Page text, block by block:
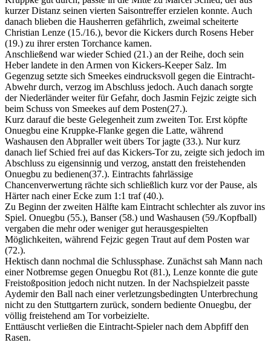
kurzer Distanz seinen vierten Saisontreffer erzielen konnte. Auch
danach blieben die Hausherren gefährlich, zweimal scheiterte
Christian Lenze (15./16.), bevor die Kickers durch Rosens Heber
(19.) zu ihrer ersten Torchance kamen.
Anschließend war wieder Schied (21.) an der Reihe, doch sein
Heber landete in den Armen von Kickers-Keeper Salz. Im
Gegenzug setzte sich Smeekes eindrucksvoll gegen die Eintracht-
Abwehr durch, verzog im Abschluss jedoch. Auch danach sorgte
der Niederländer weiter für Gefahr, doch Jasmin Fejzic zeigte sich
beim Schuss von Smeekes auf dem Posten(27.).
Kurz darauf die beste Gelegenheit zum zweiten Tor. Erst köpfte
Onuegbu eine Kruppke-Flanke gegen die Latte, während
Washausen den Abpraller weit übers Tor jagte (33.). Nur kurz
danach lief Schied frei auf das Kickers-Tor zu, zeigte sich jedoch im
Abschluss zu eigensinnig und verzog, anstatt den freistehenden
Onuegbu zu bedienen(37.). Eintrachts fahrlässige
Chancenverwertung rächte sich schließlich kurz vor der Pause, als
Härter nach einer Ecke zum 1:1 traf (40.).
Zu Beginn der zweiten Hälfte kam Eintracht schlechter als zuvor ins
Spiel. Onuegbu (55.), Banser (58.) und Washausen (59./Kopfball)
vergaben die mehr oder weniger gut herausgespielten
Möglichkeiten, während Fejzic gegen Traut auf dem Posten war
(72.).
Hektisch dann nochmal die Schlussphase. Zunächst sah Mann nach
einer Notbremse gegen Onuegbu Rot (81.), Lenze konnte die gute
Freistoßposition jedoch nicht nutzen. In der Nachspielzeit passte
Aydemir den Ball nach einer verletzungsbedingten Unterbrechung
nicht zu den Stuttgartern zurück, sondern bediente Onuegbu, der
völlig freistehend am Tor vorbeizielte.
Enttäuscht verließen die Eintracht-Spieler nach dem Abpfiff den
Rasen.